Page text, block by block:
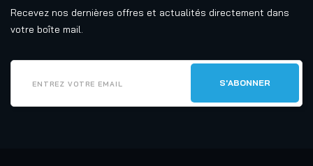
Recevez nos dernières offres et actualités directement dans
votre boîte mail.